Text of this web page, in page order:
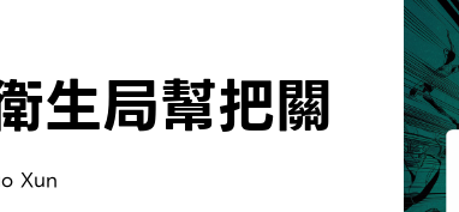
生局幫把關
Xun